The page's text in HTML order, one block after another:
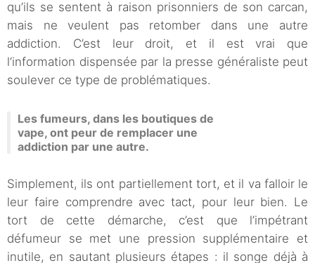
qu’ils se sentent à raison prisonniers de son carcan,
mais ne veulent pas retomber dans une autre
addiction. C’est leur droit, et il est vrai que
l’information dispensée par la presse généraliste peut
soulever ce type de problématiques.
Les fumeurs, dans les boutiques de
vape, ont peur de remplacer une
addiction par une autre.
Simplement, ils ont partiellement tort, et il va falloir le
leur faire comprendre avec tact, pour leur bien. Le
tort de cette démarche, c’est que l’impétrant
défumeur se met une pression supplémentaire et
inutile, en sautant plusieurs étapes : il songe déjà à